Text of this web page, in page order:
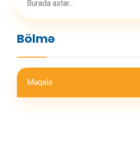
Bölmə
Məqalə